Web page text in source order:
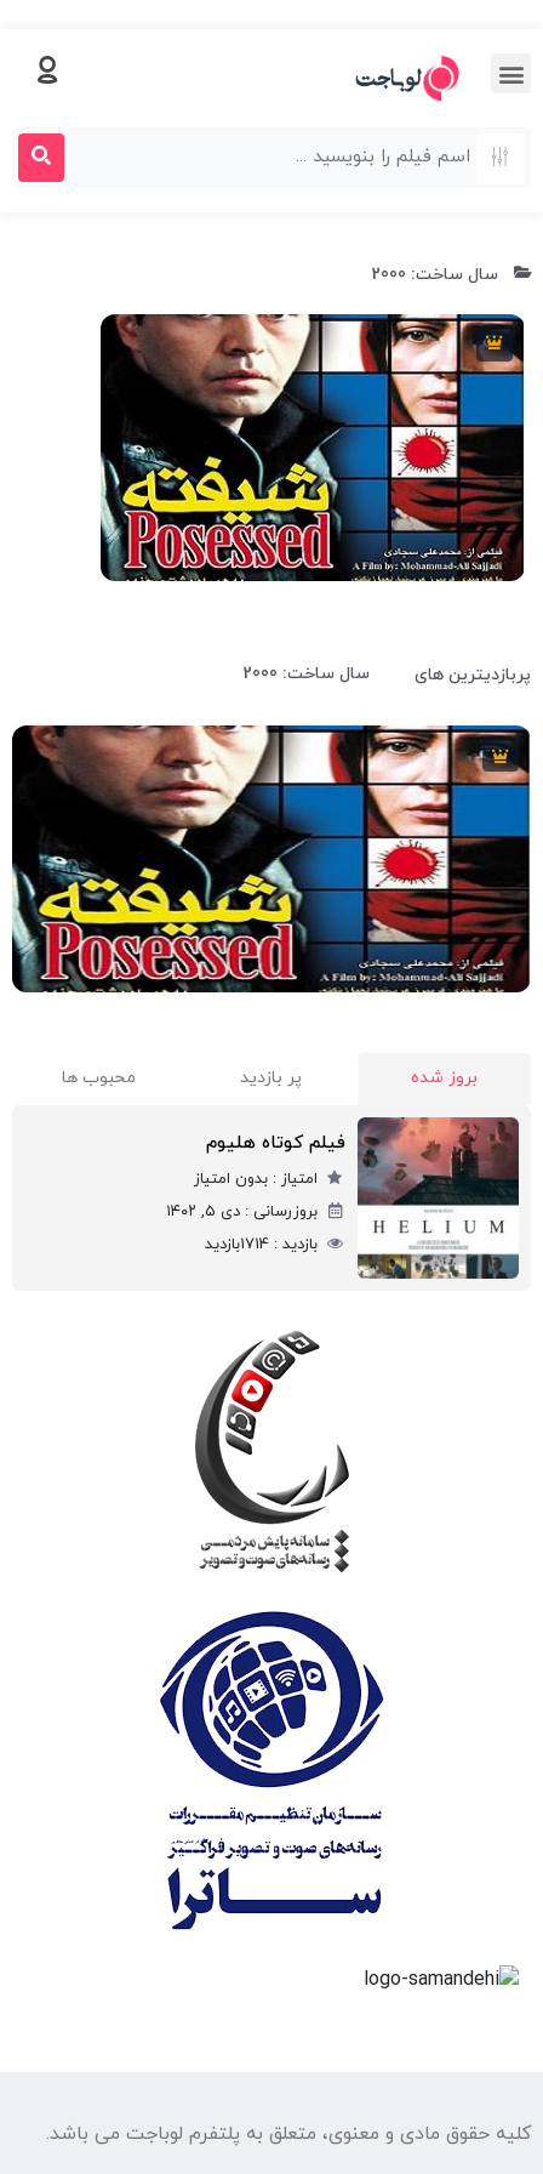
سال ساخت: 2000
5 86 دقیقه 2000
پربازدیترین های سال ساخت: 2000
5 86 دقیقه 2000
بروز شده پر بازدید محبوب ها
فیلم کوتاه هلیوم
امتیاز : بدون امتیاز
بروزرسانی : دی ۵, ۱۴۰۲
بازدید : 1714بازدید
کلیه حقوق مادی و معنوی، متعلق به پلتفرم لوباجت می باشد.